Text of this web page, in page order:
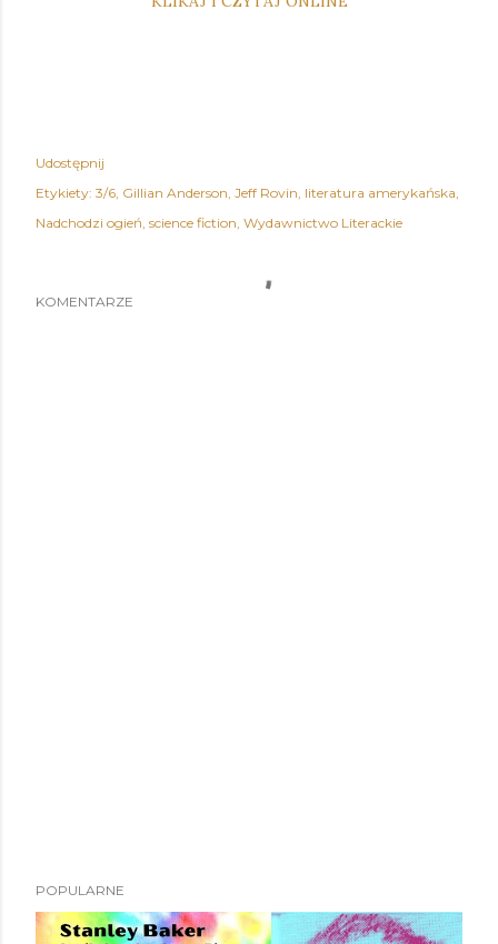
Udostępnij
Etykiety: 3/6 Gillian Anderson Jeff Rovin literatura amerykańska
Nadchodzi ogień science fiction Wydawnictwo Literackie
KOMENTARZE
POPULARNE